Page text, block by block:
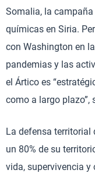
Somalia, la
químicas en Siria.
con Washington en
pandemias y las
el Ártico es
como a largo plazo”,
La defensa territorial
un 80% de su
vida, supervivencia y